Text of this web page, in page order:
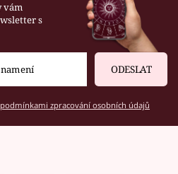
vám
s
ODESLAT
podmínkami zpracování osobních údajů